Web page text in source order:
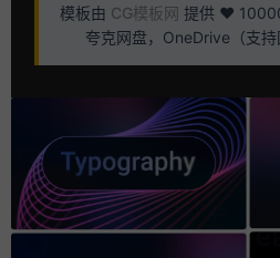
模板由 CG模板网 提供 ❤️
夸克网盘，OneDrive（支